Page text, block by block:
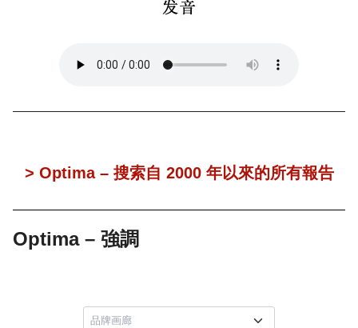
> Optima – 搜索自 2000 年以來的所有報告
Optima – 強調